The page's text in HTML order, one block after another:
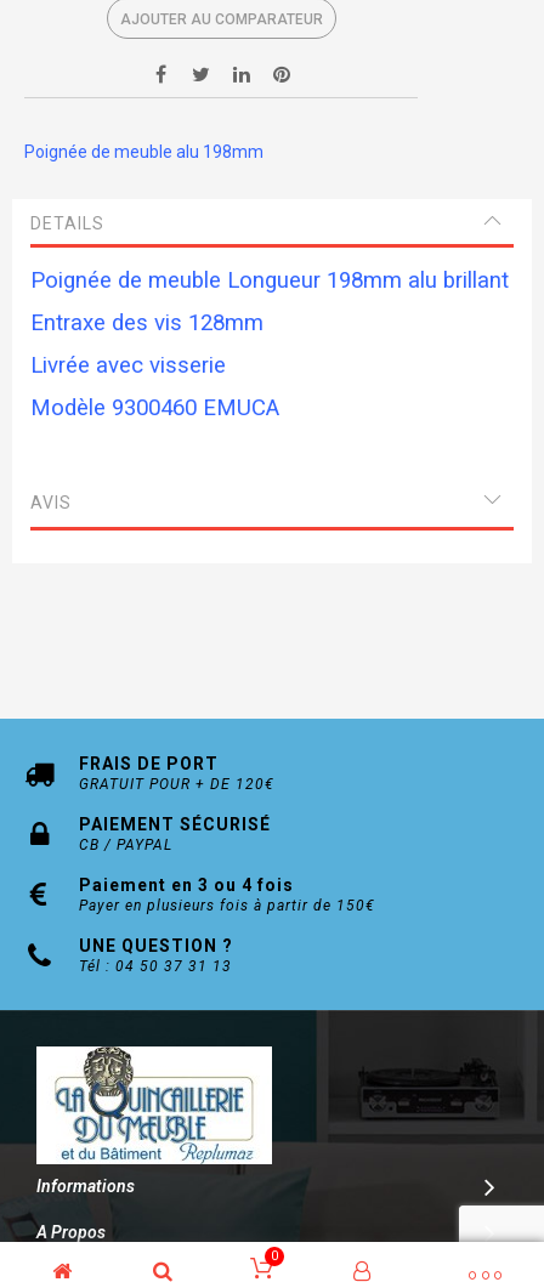
AJOUTER AU COMPARATEUR
Poignée de meuble alu 198mm
DETAILS
Poignée de meuble Longueur 198mm alu brillant
Entraxe des vis 128mm
Livrée avec visserie
Modèle 9300460 EMUCA
AVIS
FRAIS DE PORT
GRATUIT POUR + DE 120€
PAIEMENT SÉCURISÉ
CB / PAYPAL
Paiement en 3 ou 4 fois
Payer en plusieurs fois à partir de 150€
UNE QUESTION ?
Tél : 04 50 37 31 13
Informations
A Propos
0